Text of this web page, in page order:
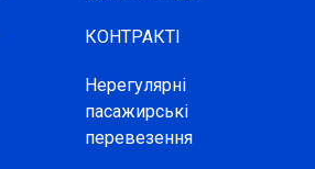
КОНТРАКТІ
Нерегулярні
пасажирські
перевезення